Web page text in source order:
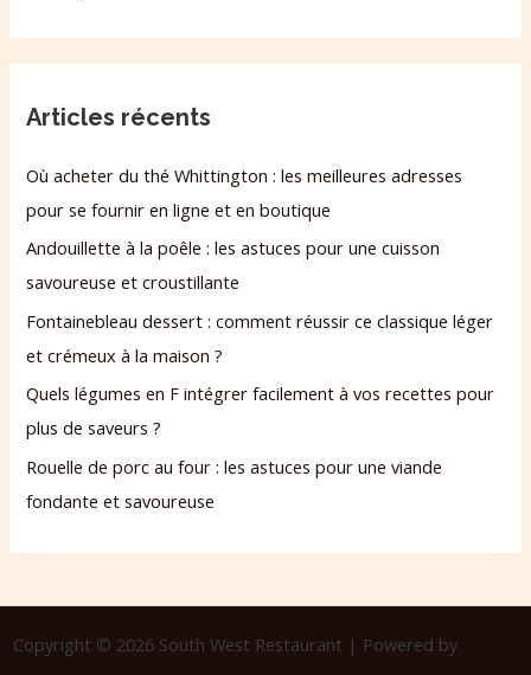
Articles récents
Où acheter du thé Whittington : les meilleures adresses
pour se fournir en ligne et en boutique
Andouillette à la poêle : les astuces pour une cuisson
savoureuse et croustillante
Fontainebleau dessert : comment réussir ce classique léger
et crémeux à la maison ?
Quels légumes en F intégrer facilement à vos recettes pour
plus de saveurs ?
Rouelle de porc au four : les astuces pour une viande
fondante et savoureuse
Copyright © 2026 South West Restaurant | Powered by